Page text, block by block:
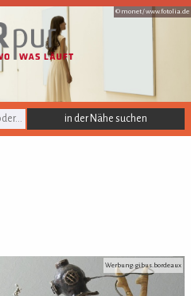
© monet /www.fotolia.de
Werbung: gibus.bordeaux